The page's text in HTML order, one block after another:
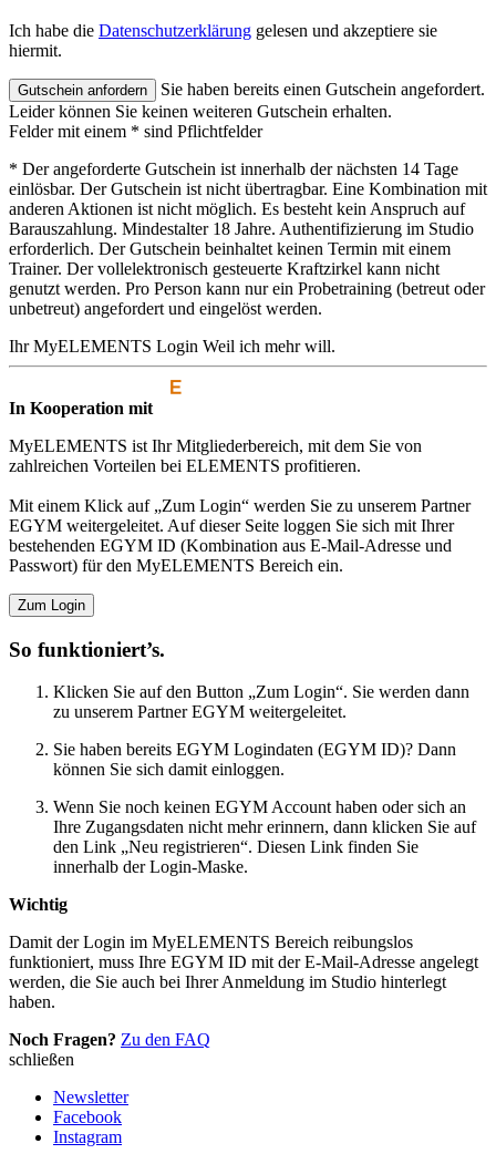
Ich habe die Datenschutzerklärung gelesen und akzeptiere sie
hiermit.
Sie haben bereits einen Gutschein angefordert.
Leider können Sie keinen weiteren Gutschein erhalten.
Felder mit einem * sind Pflichtfelder
* Der angeforderte Gutschein ist innerhalb der nächsten 14 Tage
einlösbar. Der Gutschein ist nicht übertragbar. Eine Kombination mit
anderen Aktionen ist nicht möglich. Es besteht kein Anspruch auf
Barauszahlung. Mindestalter 18 Jahre. Authentifizierung im Studio
erforderlich. Der Gutschein beinhaltet keinen Termin mit einem
Trainer. Der vollelektronisch gesteuerte Kraftzirkel kann nicht
genutzt werden. Pro Person kann nur ein Probetraining (betreut oder
unbetreut) angefordert und eingelöst werden.
Ihr MyELEMENTS Login Weil ich mehr will.
In Kooperation mit
MyELEMENTS ist Ihr Mitgliederbereich, mit dem Sie von
zahlreichen Vorteilen bei ELEMENTS profitieren.
Mit einem Klick auf „Zum Login“ werden Sie zu unserem Partner
EGYM weitergeleitet. Auf dieser Seite loggen Sie sich mit Ihrer
bestehenden EGYM ID (Kombination aus E-Mail-Adresse und
Passwort) für den MyELEMENTS Bereich ein.
Zum Login
So funktioniert’s.
Klicken Sie auf den Button „Zum Login“. Sie werden dann
zu unserem Partner EGYM weitergeleitet.
Sie haben bereits EGYM Logindaten (EGYM ID)? Dann
können Sie sich damit einloggen.
Wenn Sie noch keinen EGYM Account haben oder sich an
Ihre Zugangsdaten nicht mehr erinnern, dann klicken Sie auf
den Link „Neu registrieren“. Diesen Link finden Sie
innerhalb der Login-Maske.
Wichtig
Damit der Login im MyELEMENTS Bereich reibungslos
funktioniert, muss Ihre EGYM ID mit der E-Mail-Adresse angelegt
werden, die Sie auch bei Ihrer Anmeldung im Studio hinterlegt
haben.
Noch Fragen? Zu den FAQ
schließen
Newsletter
Facebook
Instagram